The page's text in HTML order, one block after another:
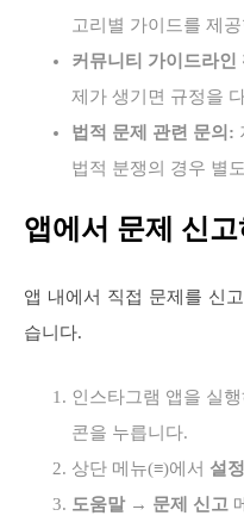
고리별 가이드를 제
커뮤니티 가이드라인
제가 생기면 규정을
법적 문제 관련 문의:
법적 분쟁의 경우 별
앱에서 문제 신고
앱 내에서 직접 문제를 신
습니다.
인스타그램 앱을 실
콘을 누릅니다.
상단 메뉴(≡)에서 설
도움말→ 문제 신고